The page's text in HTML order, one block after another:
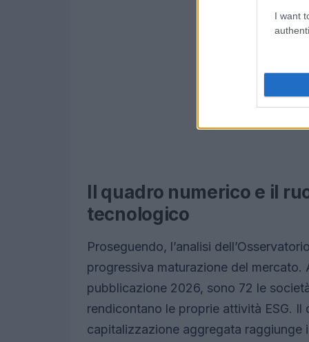
I want
Il quadro numerico e il
tecnologico
Proseguendo, l’analisi
progressiva maturazione del mercato.
pubblicazione 2026, sono 72 le
rendicontano le proprie attività ESG. Il
capitalizzazione aggregata raggiunge i